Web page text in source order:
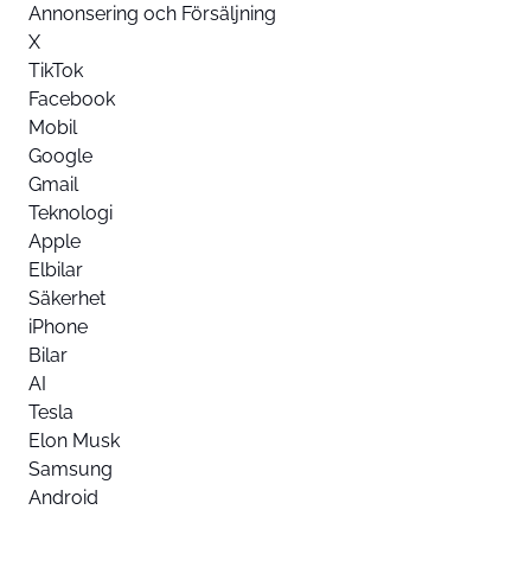
Annonsering och Försäljning
X
TikTok
Facebook
Mobil
Google
Gmail
Teknologi
Apple
Elbilar
Säkerhet
iPhone
Bilar
AI
Tesla
Elon Musk
Samsung
Android